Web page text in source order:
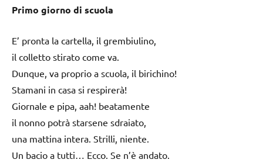
Primo giorno di scuola
E’ pronta la cartella, il grembiulino,
il colletto stirato come va.
Dunque, va proprio a scuola, il birichino!
Stamani in casa si respirerà!
Giornale e pipa, aah! beatamente
il nonno potrà starsene sdraiato,
una mattina intera. Strilli, niente.
Un bacio a tutti… Ecco. Se n’è andato.